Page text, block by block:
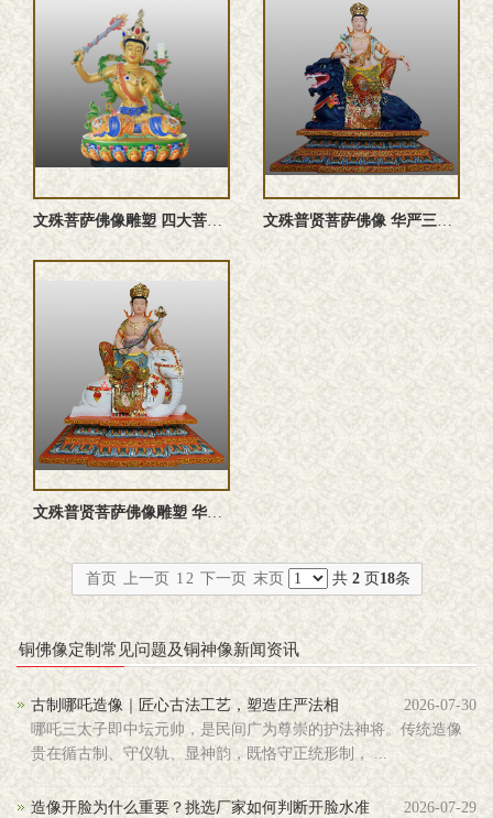
文殊菩萨佛像雕塑 四大菩萨文殊师利佛像定制厂家 文殊普贤菩萨佛像 华严三圣文殊师利菩萨彩绘佛像定制厂家
文殊普贤菩萨佛像雕塑 华严三圣普贤菩萨彩绘佛像定制
首页 上一页 1 2 下一页 末页 共 2 页18条
铜佛像定制常见问题及铜神像新闻资讯
古制哪吒造像｜匠心古法工艺，塑造庄严法相
2026-07-30
哪吒三太子即中坛元帅，是民间广为尊崇的护法神将。传统造像
贵在循古制、守仪轨、显神韵，既恪守正统形制， ...
造像开脸为什么重要？挑选厂家如何判断开脸水准
2026-07-29